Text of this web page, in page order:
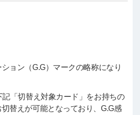
ョン（G.G）マークの略称になり
「切替え対象カード」をお持ちの
替えが可能となっており、G.G感